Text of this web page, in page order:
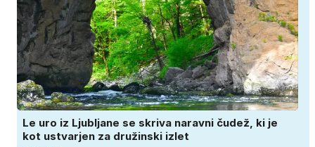
Le uro iz Ljubljane se skriva naravni čudež, ki je
kot ustvarjen za družinski izlet